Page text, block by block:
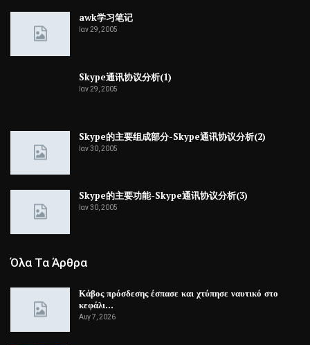
awk学习笔记
Ιαν 29, 2005
Skype通讯协议分析(1)
Ιαν 29, 2005
Skype的主要组成部分-Skype通讯协议分析(2)
Ιαν 30, 2005
Skype的主要功能-Skype通讯协议分析(3)
Ιαν 30, 2005
Όλα Τα Άρθρα
Κάβος πρόσδεσης έσπασε και χτύπησε ναυτικό στο
κεφάλι…
Αυγ 7, 2026